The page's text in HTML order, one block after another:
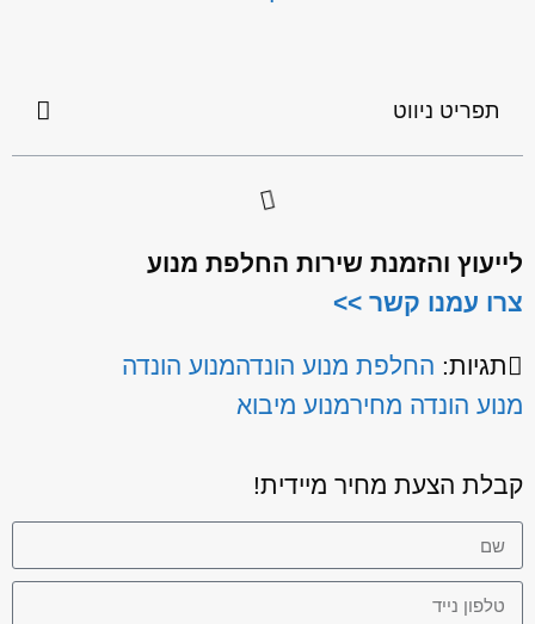
תפריט ניווט
לייעוץ והזמנת שירות החלפת מנוע
צרו עמנו קשר >>
תגיות:החלפת מנוע הונדהמנוע הונדה
מנוע הונדה מחירמנוע מיבוא
קבלת הצעת מחיר מיידית!